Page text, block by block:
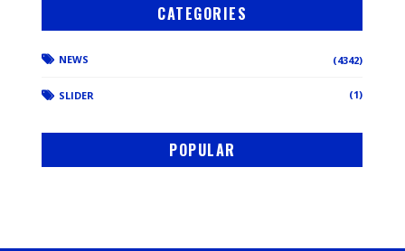
CATEGORIES
NEWS (4342)
SLIDER (1)
POPULAR